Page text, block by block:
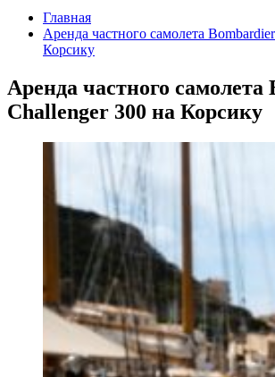
Главная
Аренда частного самолета
Корсику
Аренда частного
Challenger 300 на Корсику